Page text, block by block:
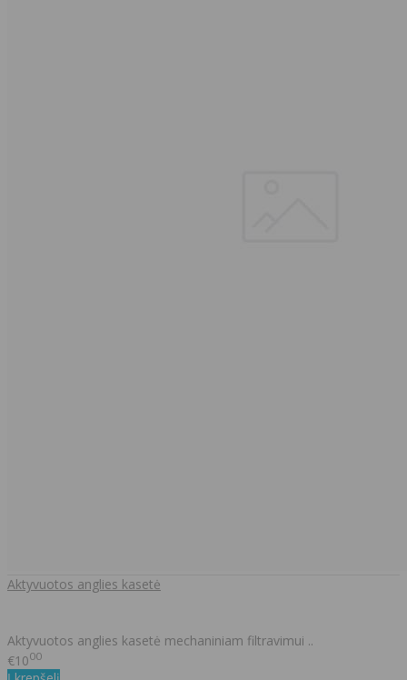
Aktyvuotos anglies kasetė
Aktyvuotos anglies kasetė mechaniniam filtravimui ..
€1000